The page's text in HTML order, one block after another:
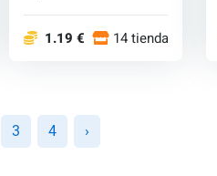
ejemplo S...
1.19 € 14 tiendas
3 4 ›